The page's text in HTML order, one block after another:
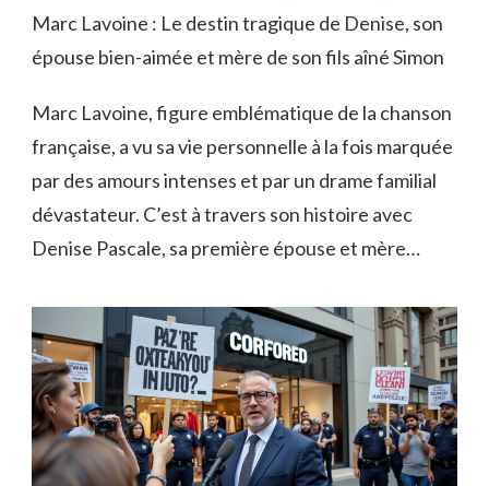
Marc Lavoine : Le destin tragique de Denise, son
épouse bien-aimée et mère de son fils aîné Simon
Marc Lavoine, figure emblématique de la chanson
française, a vu sa vie personnelle à la fois marquée
par des amours intenses et par un drame familial
dévastateur. C’est à travers son histoire avec
Denise Pascale, sa première épouse et mère…